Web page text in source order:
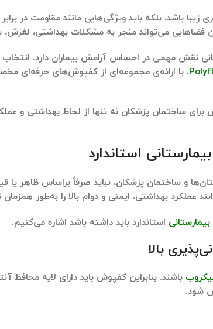
زیبا باشد، بلکه باید ویژگی‌هایی مانند مقاومت در
فضاهایی می‌تواند منجر به مشکلات بهداشتی،
نقش مهمی در احساس آرامش بیماران دارد.
، با ارائه‌ی مجموعه‌ای از کفپوش‌های حرفه‌ای
ساختمان پزشکان نه تنها از لحاظ بهداشتی و
استاندارد
و ساختمان پزشکان، نباید صرفاً براساس ظاهر
عملکرد بهداشتی، ایمنی و دوام بالا را به‌طور
استاندارد باید داشته باشد اشاره می‌کنیم:
بالا
باشند. بنابراین کفپوش باید دارای لایه محافظ
شود.